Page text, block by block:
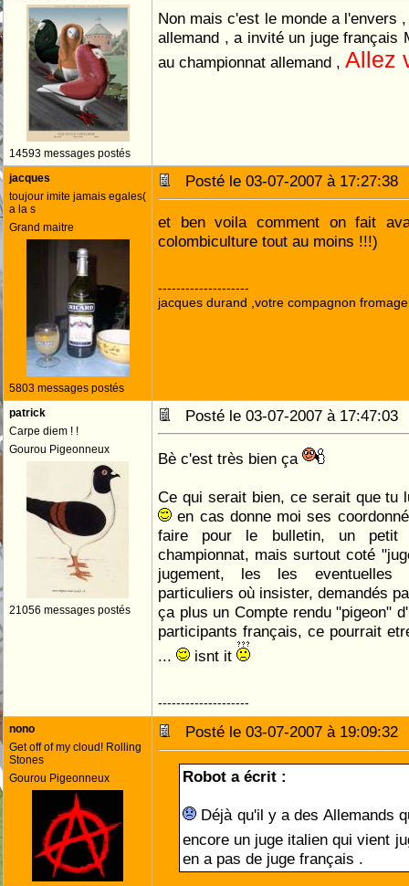
14593 messages postés
Non mais c'est le monde a l'envers
allemand , a invité un juge français
au championnat allemand , Allez
jacques
toujour imite jamais egales(
a la s
Grand maitre
5803 messages postés
Posté le 03-07-2007 à
et ben voila comment on fait
colombiculture tout au moins !!!)
--------------------
jacques durand ,votre compagnon
patrick
Carpe diem ! !
Gourou Pigeonneux
21056 messages postés
Posté le 03-07-2007 à
Bè c'est très bien ça
Ce qui serait bien, ce serait que tu
en cas donne moi ses
faire pour le bulletin, un petit
championnat, mais surtout coté
jugement, les les eventuelles
particuliers où insister, demandés
ça plus un Compte rendu "pigeon"
participants français, ce pourrait
...
isnt it
--------------------
nono
Get off of my cloud! Rolling
Stones
Gourou Pigeonneux
Posté le 03-07-2007 à
Robot a écrit :
Déjà qu'il y a des Allemands
encore un juge italien qui vient
en a pas de juge français .